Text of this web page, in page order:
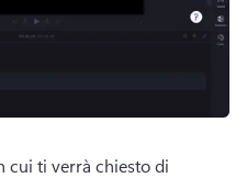
cui ti verrà chiesto di